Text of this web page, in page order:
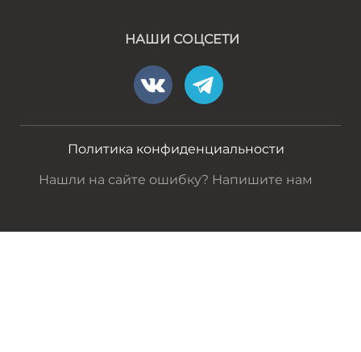
НАШИ СОЦСЕТИ
Политика конфиденциальности
Нашли на сайте ошибку? Напишите нам